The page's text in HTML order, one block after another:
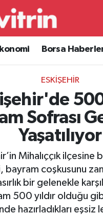
Borsa
ESKİŞEHİR
500
Sofrası
Yaşatılıyor
Mihalıççık ilçesine
bayram coşkusunu
bir gelenekle
500 yıldır olduğu
hazırladıkları eşsiz
Puan Durumu ve
Haberleri